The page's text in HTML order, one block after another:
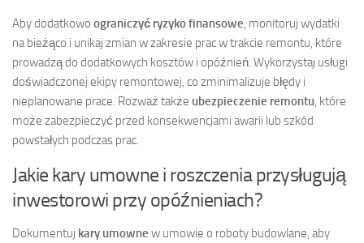
Aby dodatkowo ograniczyć ryzyko finansowe , monitoruj wydatki
na bieżąco i unikaj zmian w zakresie prac w trakcie remontu, które
prowadzą do dodatkowych kosztów i opóźnień. Wykorzystaj usługi
doświadczonej ekipy remontowej, co zminimalizuje błędy i
nieplanowane prace. Rozważ także ubezpieczenie remontu , które
może zabezpieczyć przed konsekwencjami awarii lub szkód
powstałych podczas prac.
Jakie kary umowne i roszczenia przysługują
inwestorowi przy opóźnieniach?
Dokumentuj kary umowne w umowie o roboty budowlane, aby